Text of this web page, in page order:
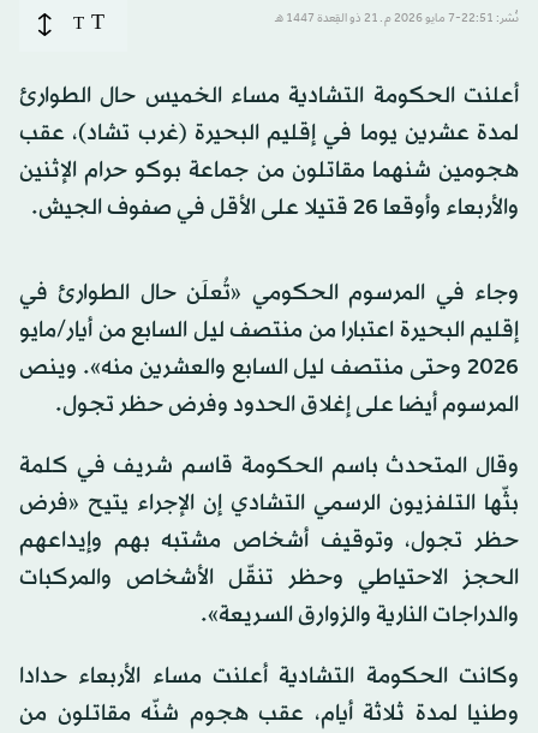
نُشر: 22:51-7 مايو 2026 م ـ 21 ذو القِعدة 1447 هـ T
T
أعلنت الحكومة التشادية مساء الخميس حال الطوارئ
لمدة عشرين يوما في إقليم البحيرة (غرب تشاد)، عقب
هجومين شنهما مقاتلون من جماعة بوكو حرام الإثنين
والأربعاء وأوقعا 26 قتيلا على الأقل في صفوف الجيش.
وجاء في المرسوم الحكومي «تُعلَن حال الطوارئ في
إقليم البحيرة اعتبارا من منتصف ليل السابع من أيار/مايو
2026 وحتى منتصف ليل السابع والعشرين منه». وينص
المرسوم أيضا على إغلاق الحدود وفرض حظر تجول.
وقال المتحدث باسم الحكومة قاسم شريف في كلمة
بثّها التلفزيون الرسمي التشادي إن الإجراء يتيح «فرض
حظر تجول، وتوقيف أشخاص مشتبه بهم وإيداعهم
الحجز الاحتياطي وحظر تنقّل الأشخاص والمركبات
والدراجات النارية والزوارق السريعة».
وكانت الحكومة التشادية أعلنت مساء الأربعاء حدادا
وطنيا لمدة ثلاثة أيام، عقب هجوم شنّه مقاتلون من